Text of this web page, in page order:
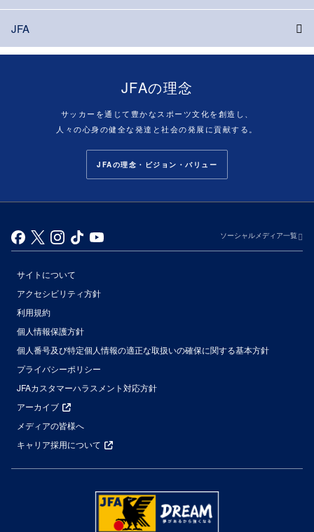
JFA
JFAの理念
サッカーを通じて豊かなスポーツ文化を創造し、
人々の心身の健全な発達と社会の発展に貢献する。
JFAの理念・ビジョン・バリュー
ソーシャルメディア一覧
サイトについて
アクセシビリティ方針
利用規約
個人情報保護方針
個人番号及び特定個人情報の適正な取扱いの確保に関する基本方針
プライバシーポリシー
JFAカスタマーハラスメント対応方針
アーカイブ
メディアの皆様へ
キャリア採用について